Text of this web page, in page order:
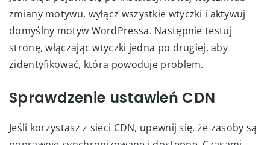
zmiany motywu, wyłącz wszystkie wtyczki i aktywuj
domyślny motyw WordPressa. Następnie testuj
stronę, włączając wtyczki jedna po drugiej, aby
zidentyfikować, która powoduje problem.
Sprawdzenie ustawień CDN
Jeśli korzystasz z sieci CDN, upewnij się, że zasoby są